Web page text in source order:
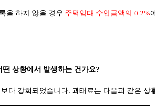
을 하지 않을 경우 주택임대 수입금액의 0.2%
상황에서 발생하는 건가요?
다 강화되었습니다. 과태료는 다음과 같은 상